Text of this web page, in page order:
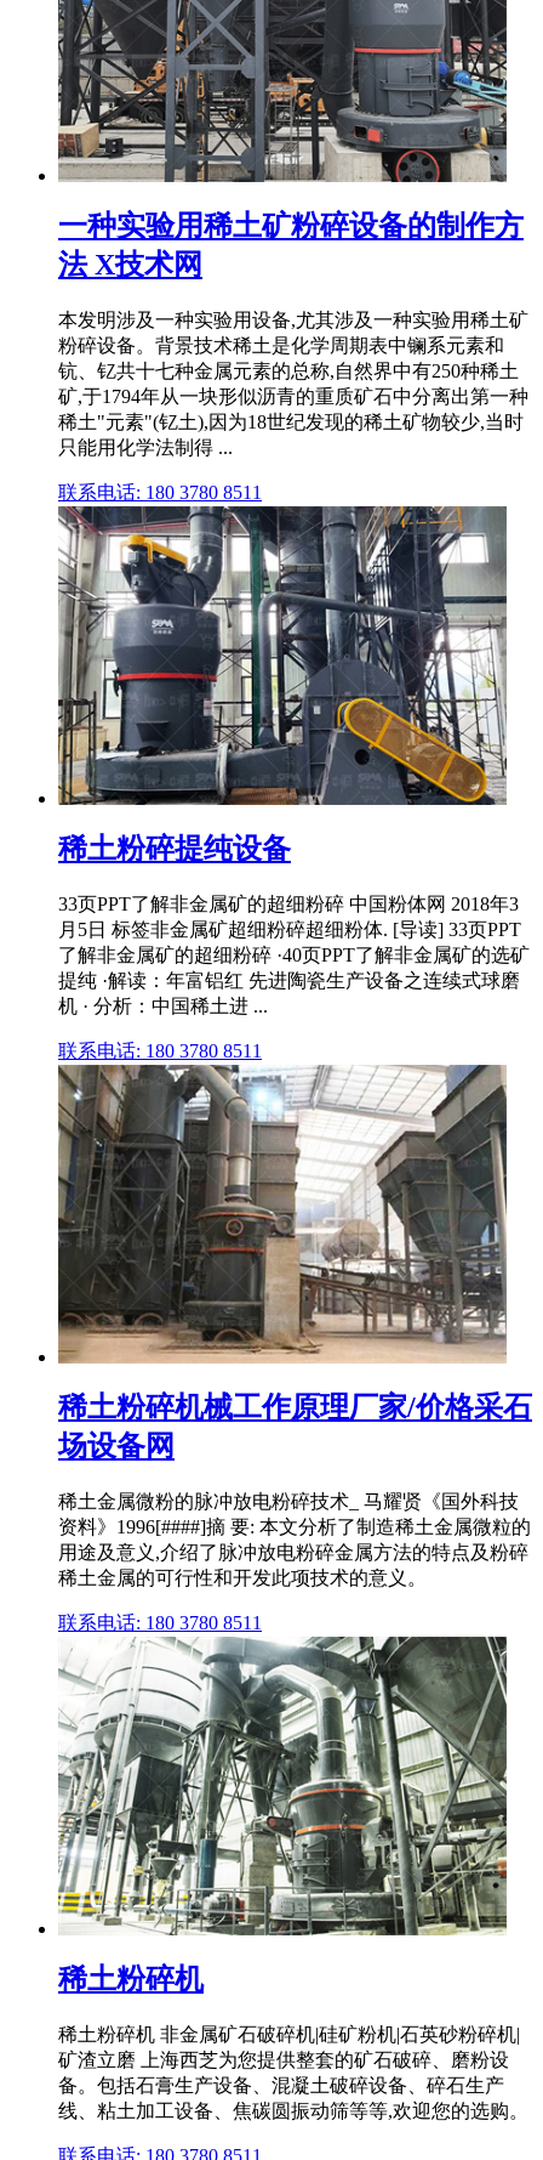
一种实验用稀土矿粉碎设备的制作方
法 X技术网
本发明涉及一种实验用设备,尤其涉及一种实验用稀土矿
粉碎设备。背景技术稀土是化学周期表中镧系元素和
钪、钇共十七种金属元素的总称,自然界中有250种稀土
矿,于1794年从一块形似沥青的重质矿石中分离出第一种
稀土"元素"(钇土),因为18世纪发现的稀土矿物较少,当时
只能用化学法制得 ...
联系电话: 180 3780 8511
稀土粉碎提纯设备
33页PPT了解非金属矿的超细粉碎 中国粉体网 2018年3
月5日 标签非金属矿超细粉碎超细粉体. [导读] 33页PPT
了解非金属矿的超细粉碎 ·40页PPT了解非金属矿的选矿
提纯 ·解读：年富铝红 先进陶瓷生产设备之连续式球磨
机 · 分析：中国稀土进 ...
联系电话: 180 3780 8511
稀土粉碎机械工作原理厂家/价格采石
场设备网
稀土金属微粉的脉冲放电粉碎技术_ 马耀贤《国外科技
资料》1996[####]摘 要: 本文分析了制造稀土金属微粒的
用途及意义,介绍了脉冲放电粉碎金属方法的特点及粉碎
稀土金属的可行性和开发此项技术的意义。
联系电话: 180 3780 8511
稀土粉碎机
稀土粉碎机 非金属矿石破碎机|硅矿粉机|石英砂粉碎机|
矿渣立磨 上海西芝为您提供整套的矿石破碎、磨粉设
备。包括石膏生产设备、混凝土破碎设备、碎石生产
线、粘土加工设备、焦碳圆振动筛等等,欢迎您的选购。
联系电话: 180 3780 8511